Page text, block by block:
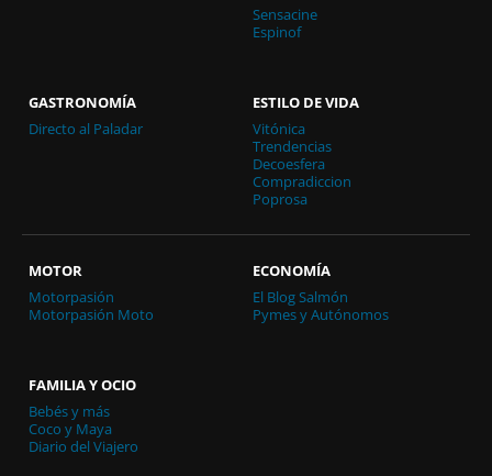
Sensacine
Espinof
GASTRONOMÍA
Directo al Paladar
ESTILO DE VIDA
Vitónica
Trendencias
Decoesfera
Compradiccion
Poprosa
MOTOR
Motorpasión
Motorpasión Moto
ECONOMÍA
El Blog Salmón
Pymes y Autónomos
FAMILIA Y OCIO
Bebés y más
Coco y Maya
Diario del Viajero